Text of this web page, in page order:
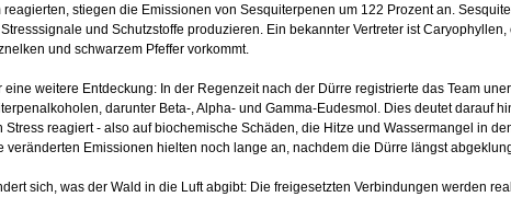
stiegen die Emissionen von Sesquiterpenen um 122 Prozent an.
und Schutzstoffe produzieren. Ein bekannter Vertreter ist
und schwarzem Pfeffer vorkommt.
weitere Entdeckung: In der Regenzeit nach der Dürre registrierte das Team
darunter Beta-, Alpha- und Gamma-Eudesmol. Dies deutet darauf
Stress reagiert - also auf biochemische Schäden, die Hitze und Wassermangel in
veränderten Emissionen hielten noch lange an, nachdem die Dürre längst
sich, was der Wald in die Luft abgibt: Die freigesetzten Verbindungen werden